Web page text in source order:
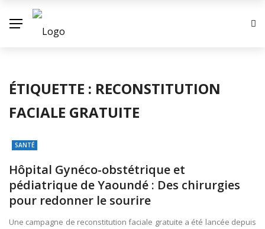
ÉTIQUETTE : RECONSTITUTION
FACIALE GRATUITE
SANTÉ
Hôpital Gynéco-obstétrique et
pédiatrique de Yaoundé : Des chirurgies
pour redonner le sourire
Une campagne de reconstitution faciale gratuite a été lancée depuis